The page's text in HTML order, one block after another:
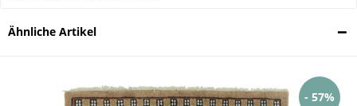
Ähnliche Artikel
- 57%